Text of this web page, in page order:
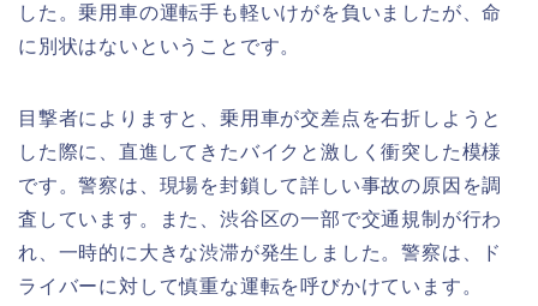
した。乗用車の運転手も軽いけがを負いましたが、命
に別状はないということです。
目撃者によりますと、乗用車が交差点を右折しようと
した際に、直進してきたバイクと激しく衝突した模様
です。警察は、現場を封鎖して詳しい事故の原因を調
査しています。また、渋谷区の一部で交通規制が行わ
れ、一時的に大きな渋滞が発生しました。警察は、ド
ライバーに対して慎重な運転を呼びかけています。